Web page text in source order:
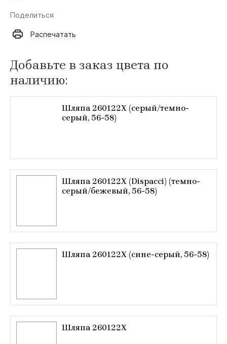
Поделиться
Распечатать
Добавьте в заказ цвета по
наличию:
Шляпа 260122X (серый/темно-
серый, 56-58)
Шляпа 260122X (Dispacci) (темно-
серый/бежевый, 56-58)
Шляпа 260122X (сине-серый, 56-58)
Шляпа 260122X